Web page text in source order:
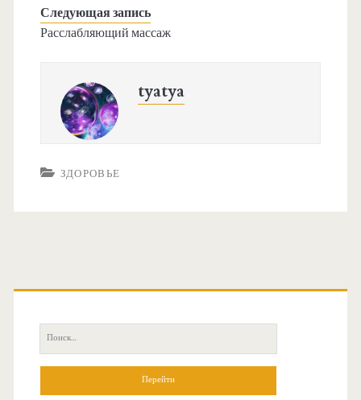
Следующая запись
Расслабляющий массаж
tyatya
ЗДОРОВЬЕ
О
П
о